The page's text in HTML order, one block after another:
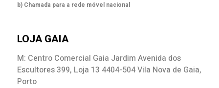
b) Chamada para a rede móvel nacional
LOJA GAIA
M: Centro Comercial Gaia Jardim Avenida dos
Escultores 399, Loja 13 4404-504 Vila Nova de Gaia,
Porto